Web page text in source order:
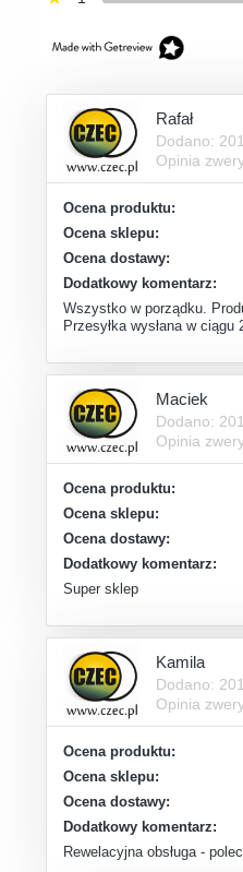
Rafał
Dodano:
Opinia
Ocena produktu:
Ocena sklepu:
Ocena dostawy:
Dodatkowy komentarz:
Wszystko w porządku.
Przesyłka wysłana w ciągu
Maciek
Dodano:
Opinia
Ocena produktu:
Ocena sklepu:
Ocena dostawy:
Dodatkowy komentarz:
Super sklep
Kamila
Dodano:
Opinia
Ocena produktu:
Ocena sklepu:
Ocena dostawy:
Dodatkowy komentarz:
Rewelacyjna obsługa -